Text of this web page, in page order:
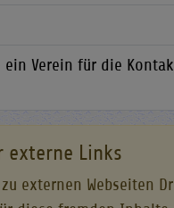
Verein für die
externe Links
externen Webseiten